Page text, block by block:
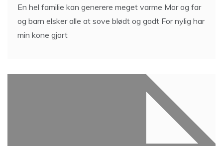
En hel familie kan generere meget varme Mor og far
og barn elsker alle at sove blødt og godt For nylig har
min kone gjort